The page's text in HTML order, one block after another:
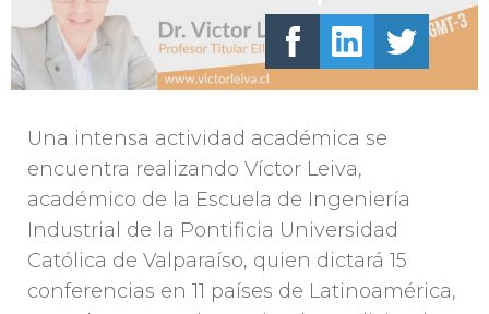
Una intensa actividad académica se
encuentra realizando Víctor Leiva,
académico de la Escuela de Ingeniería
Industrial de la Pontificia Universidad
Católica de Valparaíso, quien dictará 15
conferencias en 11 países de Latinoamérica,